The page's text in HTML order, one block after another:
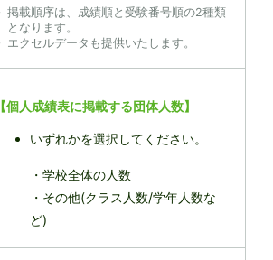
掲載順序は、成績順と受験番号順の2種類
となります。
エクセルデータも提供いたします。
【個人成績表に掲載する団体人数】
いずれかを選択してください。
・学校全体の人数
・その他(クラス人数/学年人数な
ど)